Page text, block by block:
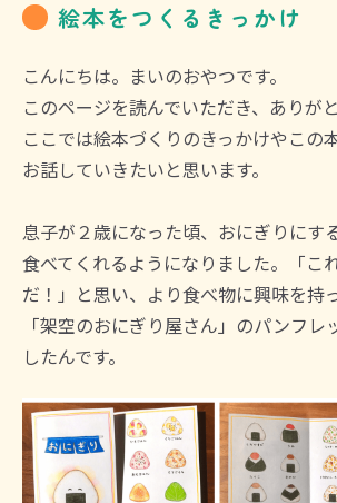
絵本をつくるきっかけ
こんにちは。まいのおやつです。
このページを読んでいただき、ありが
ここでは絵本づくりのきっかけやこの
お話していきたいと思います。
息子が２歳になった頃、おにぎりにす
食べてくれるようになりました。「こ
だ！」と思い、より食べ物に興味を持
「架空のおにぎり屋さん」のパンフレ
したんです。